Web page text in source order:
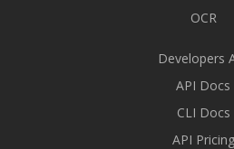
OCR
Developers
API Docs
CLI Docs
API Pricing